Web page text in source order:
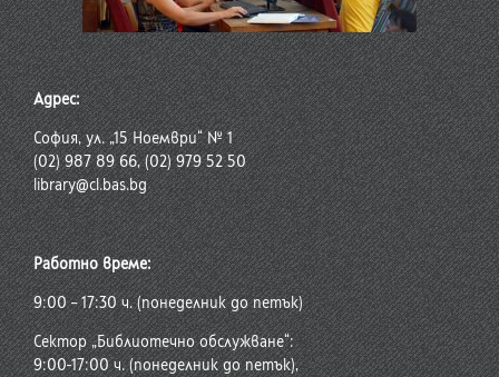
Адрес:
София, ул. „15 Ноември“ № 1
(02) 987 89 66, (02) 979 52 50
library@cl.bas.bg
Работно време:
9:00 – 17:30 ч. (понеделник до петък)
Сектор „Библиотечно обслужване“:
9:00-17:00 ч. (понеделник до петък),